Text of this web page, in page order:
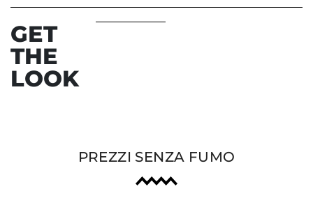
GET
THE
LOOK
PREZZI SENZA FUMO